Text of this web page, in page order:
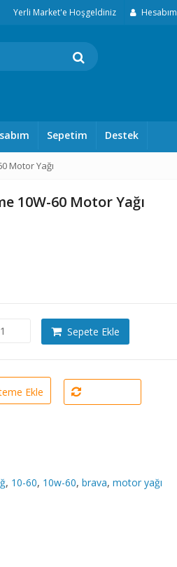
Yerli Market'e Hoşgeldiniz Hesabım
Sepetim Destek
Motor Yağı
10W-60 Motor Yağı
Sepete Ekle
Ekle
, 10-60, 10w-60, brava, motor yağı